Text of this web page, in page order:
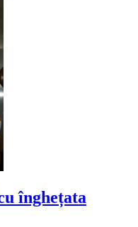
înghețata